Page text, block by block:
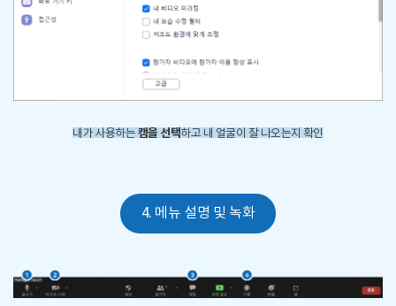
내가 사용하는 캠을 선택하고 내 얼굴이 잘 나오는지 확인
4. 메뉴 설명 및 녹화